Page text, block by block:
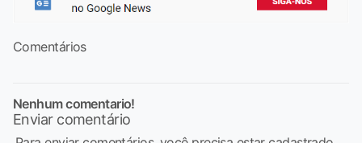
Comentários
Nenhum comentario!
Enviar comentário